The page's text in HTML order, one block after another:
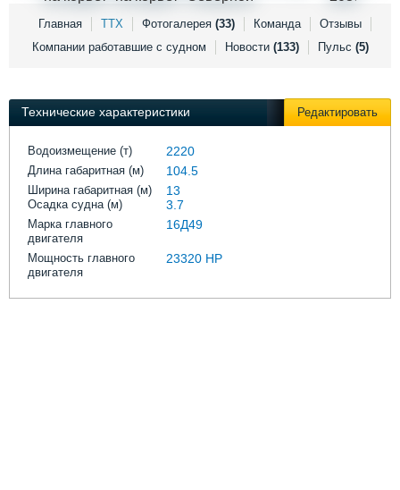
Выставки и семинары
Личности
Словарь
Галерея флота
Форум
Отзывы
Главная ТТХ Фотогалерея (33) Команда
Отзывы
Компании работавшие с судном
Новости (133) Пульс (5)
Технические характеристики Редактировать
Водоизмещение (т) 2220
Длина габаритная (м) 104.5
Ширина габаритная (м) 13
Осадка судна (м) 3.7
Марка главного
двигателя
16Д49
Мощность главного
двигателя
23320 HP